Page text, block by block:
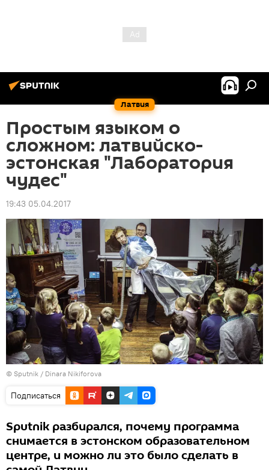
Латвия
Простым языком о
сложном: латвийско-
эстонская "Лаборатория
чудес"
19:43 05.04.2017
© Sputnik / Dinara Nikiforova
Подписаться
Sputnik разбирался, почему программа
снимается в эстонском образовательном
центре, и можно ли это было сделать в